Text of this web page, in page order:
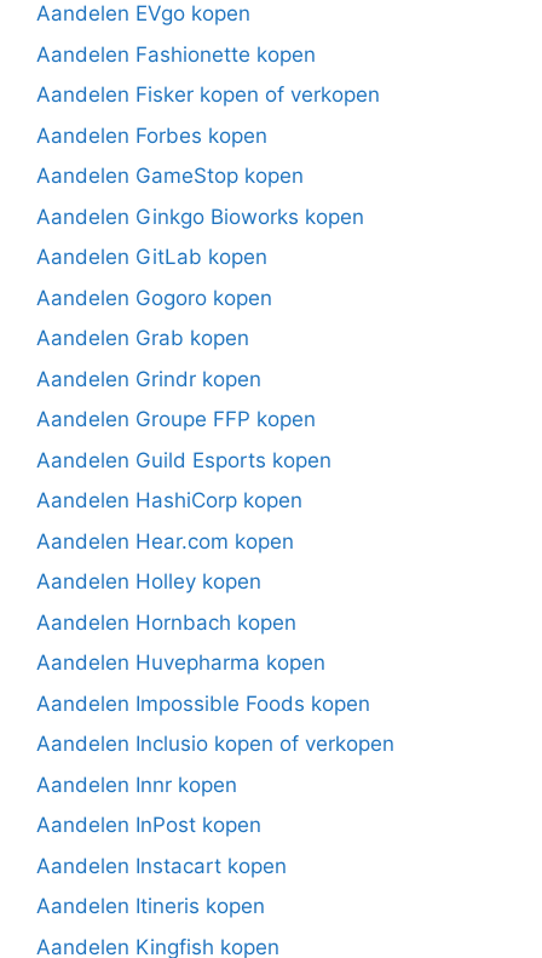
Aandelen EVgo kopen
Aandelen Fashionette kopen
Aandelen Fisker kopen of verkopen
Aandelen Forbes kopen
Aandelen GameStop kopen
Aandelen Ginkgo Bioworks kopen
Aandelen GitLab kopen
Aandelen Gogoro kopen
Aandelen Grab kopen
Aandelen Grindr kopen
Aandelen Groupe FFP kopen
Aandelen Guild Esports kopen
Aandelen HashiCorp kopen
Aandelen Hear.com kopen
Aandelen Holley kopen
Aandelen Hornbach kopen
Aandelen Huvepharma kopen
Aandelen Impossible Foods kopen
Aandelen Inclusio kopen of verkopen
Aandelen Innr kopen
Aandelen InPost kopen
Aandelen Instacart kopen
Aandelen Itineris kopen
Aandelen Kingfish kopen